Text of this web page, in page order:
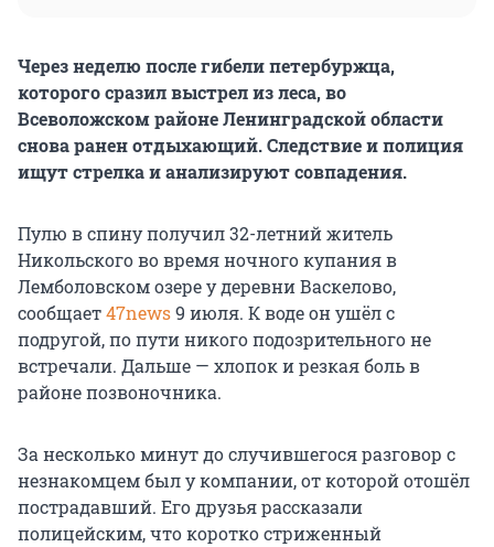
Через неделю после гибели петербуржца,
которого сразил выстрел из леса, во
Всеволожском районе Ленинградской области
снова ранен отдыхающий. Следствие и полиция
ищут стрелка и анализируют совпадения.
Пулю в спину получил 32-летний житель
Никольского во время ночного купания в
Лемболовском озере у деревни Васкелово,
сообщает47news9 июля. К воде он ушёл с
подругой, по пути никого подозрительного не
встречали. Дальше — хлопок и резкая боль в
районе позвоночника.
За несколько минут до случившегося разговор с
незнакомцем был у компании, от которой отошёл
пострадавший. Его друзья рассказали
полицейским, что коротко стриженный